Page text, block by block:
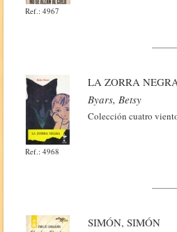
Ref.: 4967
Ref.: 4968
LA ZORRA
Byars, Betsy
Colección cuatro
SIMÓN, SIMÓN